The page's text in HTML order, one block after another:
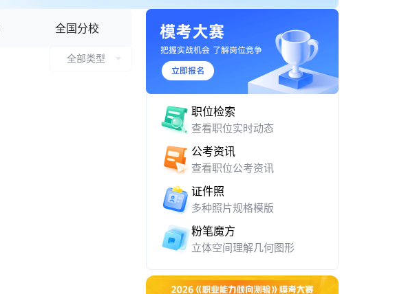
全国分校
全部类型
APP 下载与网页版入口
职位检索
查看职位实时动态
公考资讯
查看职位公考资讯
证件照
多种照片规格模版
粉笔魔方
立体空间理解几何图形